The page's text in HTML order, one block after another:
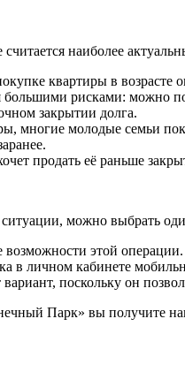
наиболее
квартиры в
рисками: можно
закрытии долга.
многие молодые семьи
продать её раньше
можно выбрать
этой
в личном кабинете
поскольку он
Парк» вы получите